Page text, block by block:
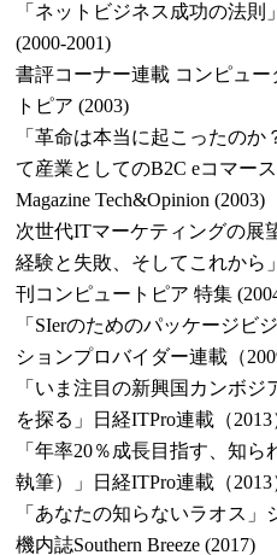
「ネットビジネス成功の法則
(2000-2001)
書評コーナー連載 コンピュ
トピア (2003)
「革命は本当に起こったの
て産業としてのB2C eコマー
Magazine Tech&Opinion (2003)
次世代ITマーケティングの展
経験と失敗、そしてこれから
刊コンピュートピア 特集
「SIerのためのパッケージビ
ションプロバイダー連載（
「いま注目の新興国カンボ
を探る」日経ITPro連載（2013
「年率20％成長目指す、知
執筆）」日経ITPro連載（2013
「あなたの知らないラオス
機内誌Southern Breeze (2017)